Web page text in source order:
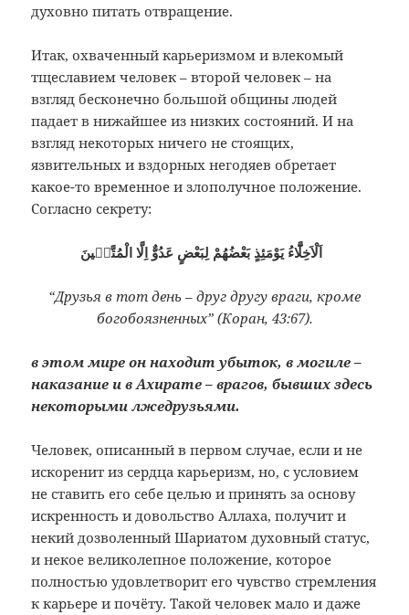
духовно питать отвращение.
Итак, охваченный карьеризмом и влекомый
тщеславием человек – второй человек – на
взгляд бесконечно большой общины людей
падает в нижайшее из низких состояний. И на
взгляд некоторых ничего не стоящих,
язвительных и вздорных негодяев обретает
какое-то временное и злополучное положение.
Согласно секрету:
اَلْاَخِلَّٓاءُ يَوْمَئِذٍ بَعْضُهُمْ لِبَعْضٍ عَدُوٌّ اِلَّا الْمُتَّقٖينَ
“Друзья в тот день – друг другу враги, кроме
богобоязненных” (Коран, 43:67).
в этом мире он находит убыток, в могиле –
наказание и в Ахирате – врагов, бывших здесь
некоторыми лжедрузьями.
Человек, описанный в первом случае, если и не
искоренит из сердца карьеризм, но, с условием
не ставить его себе целью и принять за основу
искренность и довольство Аллаха, получит и
некий дозволенный Шариатом духовный статус,
и некое великолепное положение, которое
полностью удовлетворит его чувство стремления
к карьере и почёту. Такой человек мало и даже